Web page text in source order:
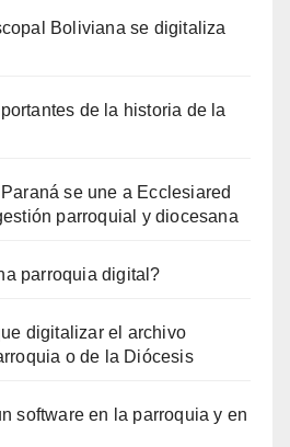
Boliviana se digitaliza
de la historia de la
se une a Ecclesiared
parroquial y diocesana
parroquia digital?
digitalizar el archivo
o de la Diócesis
software en la parroquia y en